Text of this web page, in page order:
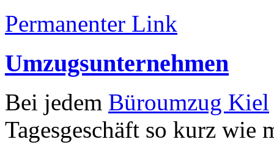
Permanenter Link
Umzugsunternehmen
Bei jedem Büroumzug Kiel
Tagesgeschäft so kurz